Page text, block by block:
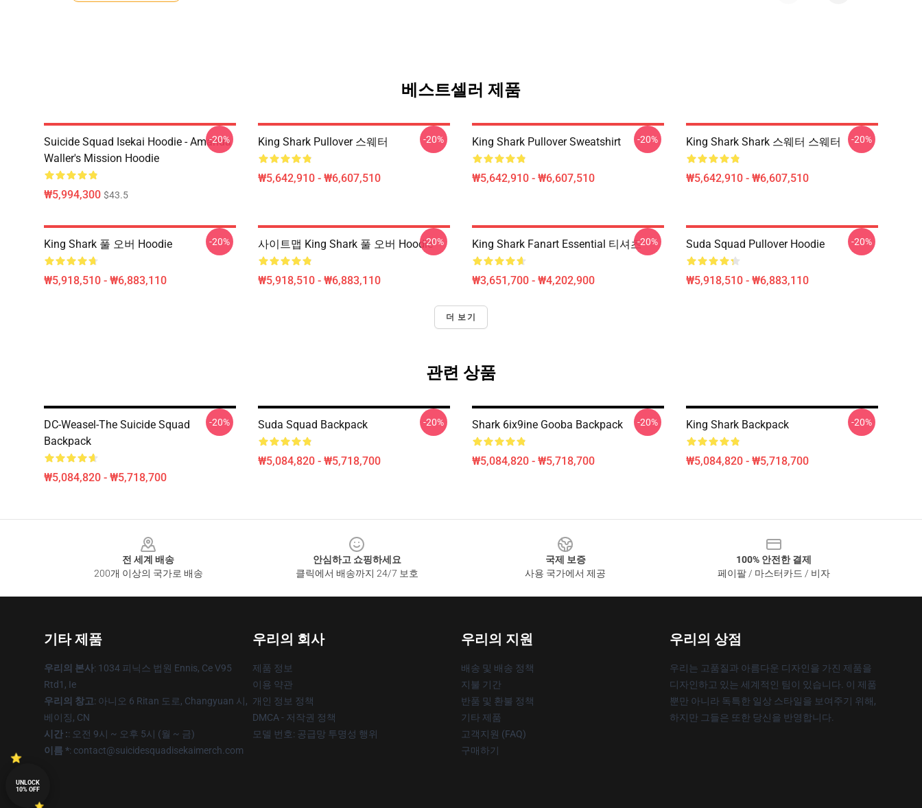
베스트셀러 제품
Suicide Squad Isekai Hoodie - Amanda
Waller's Mission Hoodie
₩5,994,300 $43.5
-20% King Shark Pullover 스웨터
₩5,642,910 - ₩6,607,510
-20% King Shark Pullover Sweatshirt
₩5,642,910 - ₩6,607,510
-20% King Shark Shark 스웨터 스웨터
₩5,642,910 - ₩6,607,510
-20%
King Shark 풀 오버 Hoodie
₩5,918,510 - ₩6,883,110
-20% 사이트맵 King Shark 풀 오버 Hoodie
₩5,918,510 - ₩6,883,110
-20% King Shark Fanart Essential 티셔츠
₩3,651,700 - ₩4,202,900
-20% Suda Squad Pullover Hoodie
₩5,918,510 - ₩6,883,110
-20%
더 보기
관련 상품
DC-Weasel-The Suicide Squad
Backpack
₩5,084,820 - ₩5,718,700
-20% Suda Squad Backpack
₩5,084,820 - ₩5,718,700
-20% Shark 6ix9ine Gooba Backpack
₩5,084,820 - ₩5,718,700
-20% King Shark Backpack
₩5,084,820 - ₩5,718,700
-20%
전 세계 배송
200개 이상의 국가로 배송
안심하고 쇼핑하세요
클릭에서 배송까지 24/7 보호
국제 보증
사용 국가에서 제공
100% 안전한 결제
페이팔 / 마스터카드 / 비자
기타 제품
우리의 본사: 1034 피닉스 법원 Ennis, Ce V95
Rtd1, Ie
우리의 창고: 아니오 6 Ritan 도로, Changyuan 시,
베이징, CN
시간 :: 오전 9시 ~ 오후 5시 (월 ~ 금)
이름 *: contact@suicidesquadisekaimerch.com
우리의 회사
제품 정보
이용 약관
개인 정보 정책
DMCA - 저작권 정책
모델 번호: 공급망 투명성 행위
우리의 지원
배송 및 배송 정책
지불 기간
반품 및 환불 정책
기타 제품
고객지원 (FAQ)
구매하기
우리의 상점
우리는 고품질과 아름다운 디자인을 가진 제품을
디자인하고 있는 세계적인 팀이 있습니다. 이 제품
뿐만 아니라 독특한 일상 스타일을 보여주기 위해,
하지만 그들은 또한 당신을 반영합니다.
UNLOCK
10% OFF